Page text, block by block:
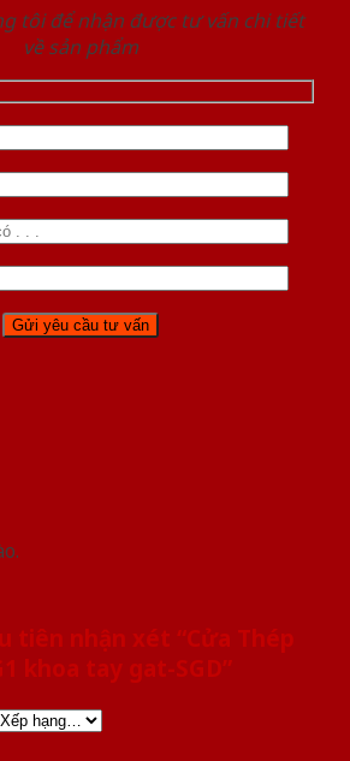
tôi để nhận được tư vấn chi tiết
về sản phẩm
tiên nhận xét “Cửa Thép
khoa tay gat-SGD”